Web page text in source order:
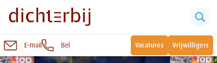
Naar
E-mail Bel Vacatures Vrijwilligers